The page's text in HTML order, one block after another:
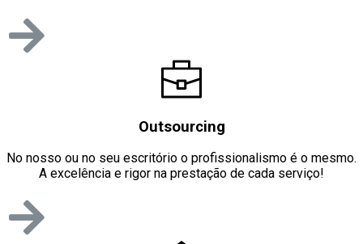
Outsourcing
No nosso ou no seu escritório o profissionalismo é o mesmo.
A excelência e rigor na prestação de cada serviço!